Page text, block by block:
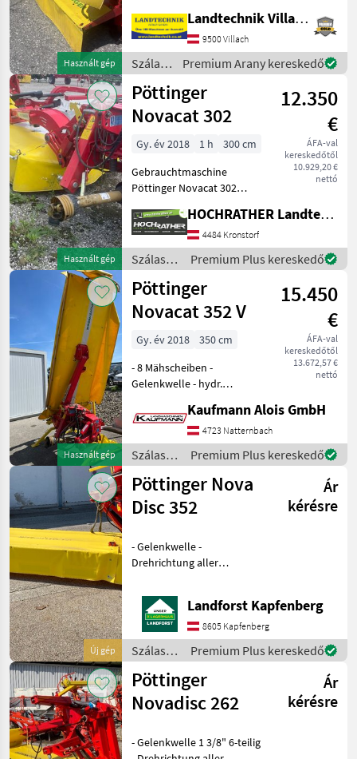
Használt gép
kerettel, gyors
pengecserével,
terheléscsökkentő
rugókkal, állítható
söprőtárcsákkal, lehajtható
ol
Landtechnik Villach GmbH
9500 Villach
Szálastakarmány
betakarítók
/
Pöttinger
Premium Arany kereskedő
Használt gép
Pöttinger
Novacat 302
12.350
€
ÁFA-val
kereskedőtől
10.929,20 €
nettó
Gy. év 2018 1 h
300 cm
Gebrauchtmaschine
Pöttinger Novacat 302
Ausstattung: + Arbeitsbreite
300cm + Heck-
Scheibenmäher +
Gelenkwelle 1 3/8" 6-teilig +
Unte
HOCHRATHER Landtechnik GmbH
4484 Kronstorf
Szálastakarmány
betakarítók
/
Pöttinger
Premium Plus kereskedő
Használt gép
Pöttinger
Novacat 352 V
15.450
€
ÁFA-val
kereskedőtől
13.672,57 €
nettó
Gy. év 2018
350 cm
- 8 Mähscheiben -
Gelenkwelle - hydr.
Verschleißkufen -
Abstellstützen Die Fa.
Kaufmann zeigt Ihnen die
Maschine bzw. Gerät gerne
am Betr
Kaufmann Alois GmbH
4723 Natternbach
Szálastakarmány
betakarítók
/
Pöttinger
Premium Plus kereskedő
Új gép
Pöttinger Nova
Disc 352
Ár
kérésre
- Gelenkwelle -
Drehrichtung aller
Unterlenkerbolzen Kat. 2 -
Antriebsdrehzahl 1000
U/min - Verschleißkufen -
Abstellposition hoch Um
Ihnen
Landforst Kapfenberg
8605 Kapfenberg
Szálastakarmány
betakarítók
/
Pöttinger
Premium Plus kereskedő
Pöttinger
Novadisc 262
Ár
kérésre
- Gelenkwelle 1 3/8" 6-teilig